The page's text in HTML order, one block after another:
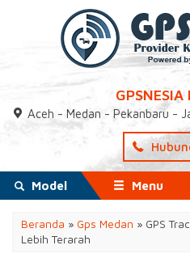
Aceh - Medan - Pekanbaru -
Model Menu
Beranda » Gps Medan » GPS
Lebih Terarah